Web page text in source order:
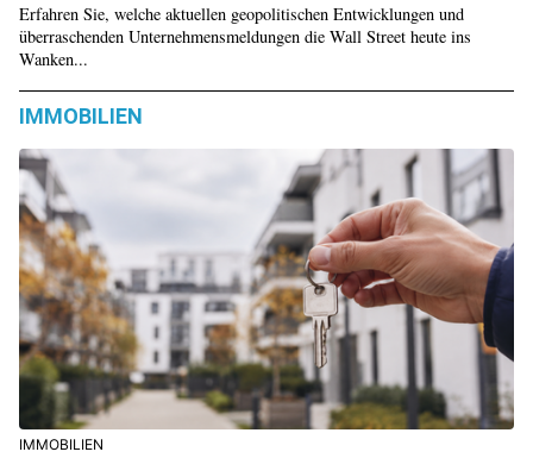
Erfahren Sie, welche aktuellen geopolitischen Entwicklungen und
überraschenden Unternehmensmeldungen die Wall Street heute ins
Wanken...
IMMOBILIEN
IMMOBILIEN